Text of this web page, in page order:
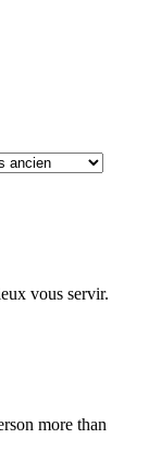
vous servir.
more than